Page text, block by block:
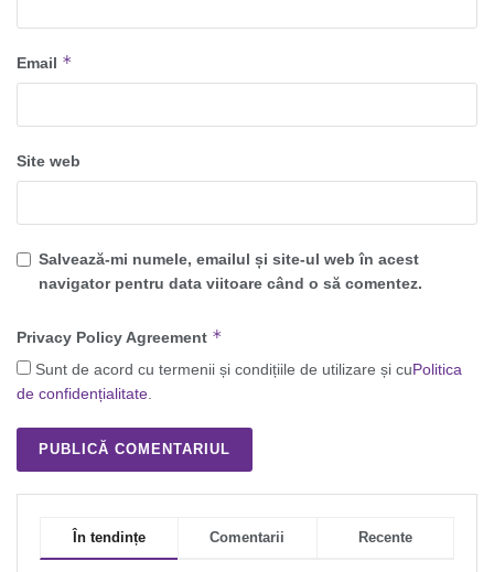
Email *
Site web
Salvează-mi numele, emailul și site-ul web în acest
navigator pentru data viitoare când o să comentez.
Privacy Policy Agreement *
Sunt de acord cu termenii și condițiile de utilizare și cuPolitica
de confidențialitate.
În tendințe Comentarii Recente